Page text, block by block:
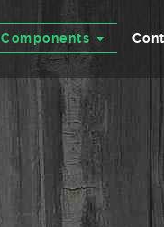
Components